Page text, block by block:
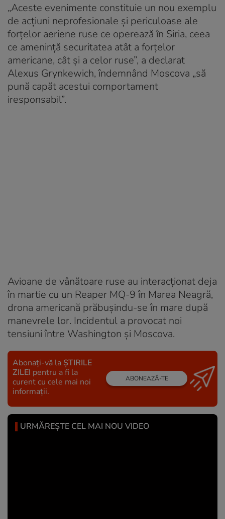
„Aceste evenimente constituie un nou exemplu
de acţiuni neprofesionale şi periculoase ale
forţelor aeriene ruse ce operează în Siria, ceea
ce ameninţă securitatea atât a forţelor
americane, cât şi a celor ruse”, a declarat
Alexus Grynkewich, îndemnând Moscova „să
pună capăt acestui comportament
iresponsabil”.
Avioane de vânătoare ruse au interacţionat deja
în martie cu un Reaper MQ-9 în Marea Neagră,
drona americană prăbuşindu-se în mare după
manevrele lor. Incidentul a provocat noi
tensiuni între Washington şi Moscova.
Abonați-vă la ȘTIRILE
ZILEI pentru a fi la
curent cu cele mai noi
informații.
ABONEAZĂ-TE
URMĂREȘTE CEL MAI NOU VIDEO